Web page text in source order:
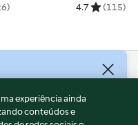
4.7 (115)
experiência ainda
conteúdos e